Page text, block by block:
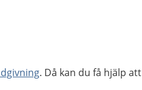
. Då kan du få hjälp att